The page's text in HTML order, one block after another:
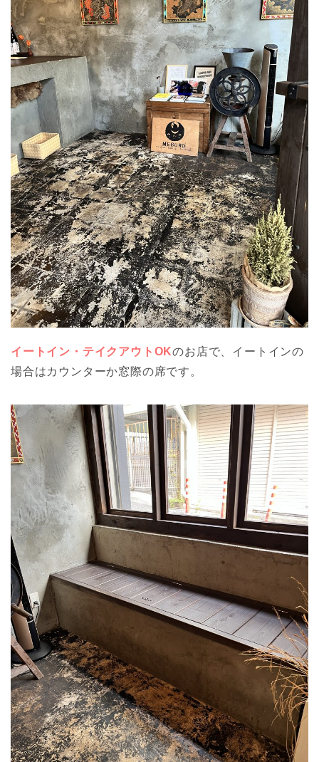
イートイン・テイクアウトOKのお店で、イートインの
場合はカウンターか窓際の席です。